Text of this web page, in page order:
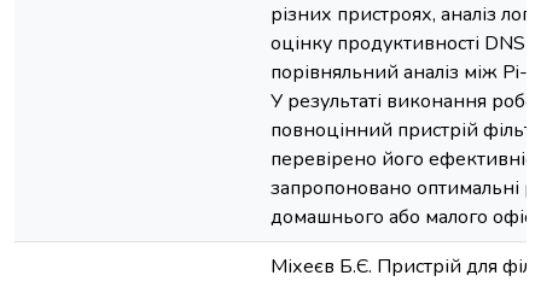
різних пристроях, аналіз
оцінку продуктивності DNS-
порівняльний аналіз між Pi-
У результаті виконання
повноцінний пристрій
перевірено його
запропоновано оптимальні
домашнього або малого
Міхеєв Б.Є. Пристрій для